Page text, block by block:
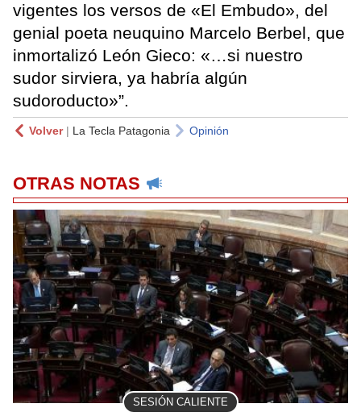
vigentes los versos de «El Embudo», del
genial poeta neuquino Marcelo Berbel, que
inmortalizó León Gieco: «…si nuestro
sudor sirviera, ya habría algún
sudoroducto»”.
Volver| La Tecla Patagonia Opinión
OTRAS NOTAS
SESIÓN CALIENTE